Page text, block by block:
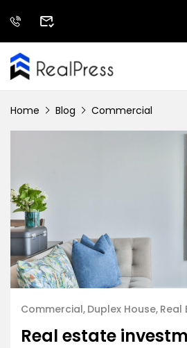
Home Blog Commercial
Commercial Duplex House Real
Real estate